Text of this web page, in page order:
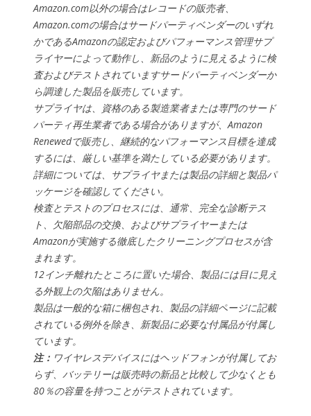
Amazon.com以外の場合はレコードの販売者、
Amazon.comの場合はサードパーティベンダーのいずれ
かであるAmazonの認定およびパフォーマンス管理サプ
ライヤーによって動作し、新品のように見えるように検
査およびテストされていますサードパーティベンダーか
ら調達した製品を販売しています。
サプライヤは、資格のある製造業者または専門のサード
パーティ再生業者である場合がありますが、Amazon
Renewedで販売し、継続的なパフォーマンス目標を達成
するには、厳しい基準を満たしている必要があります。
詳細については、サプライヤまたは製品の詳細と製品パ
ッケージを確認してください。
検査とテストのプロセスには、通常、完全な診断テス
ト、欠陥部品の交換、およびサプライヤーまたは
Amazonが実施する徹底したクリーニングプロセスが含
まれます。
12インチ離れたところに置いた場合、製品には目に見え
る外観上の欠陥はありません。
製品は一般的な箱に梱包され、製品の詳細ページに記載
されている例外を除き、新製品に必要な付属品が付属し
ています。
注： ワイヤレスデバイスにはヘッドフォンが付属してお
らず、バッテリーは販売時の新品と比較して少なくとも
80％の容量を持つことがテストされています。